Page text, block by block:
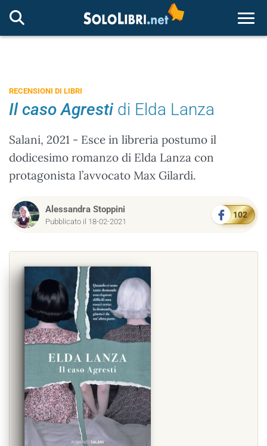
RECENSIONI DI LIBRI
Il caso Agresti di Elda Lanza
Salani, 2021 - Esce in libreria postumo il
dodicesimo romanzo di Elda Lanza con
protagonista l’avvocato Max Gilardi.
Alessandra Stoppini
Pubblicato il 18-02-2021
102